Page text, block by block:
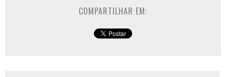
COMPARTILHAR EM: